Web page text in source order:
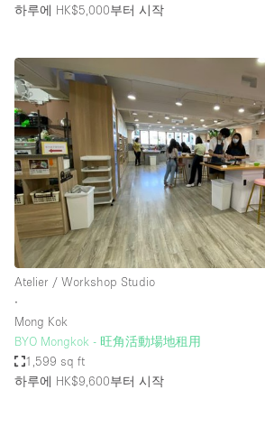
하루에 HK$5,000부터 시작
Atelier / Workshop Studio
∙
Mong Kok
BYO Mongkok - 旺角活動場地租用
1,599 sq ft
하루에 HK$9,600부터 시작